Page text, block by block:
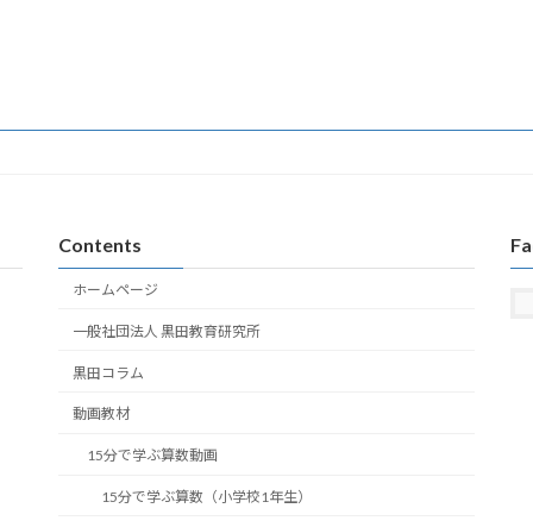
Contents
ホームページ
一般社団法人 黒田教育研究所
黒田コラム
動画教材
15分で学ぶ算数動画
15分で学ぶ算数（小学校1年生）